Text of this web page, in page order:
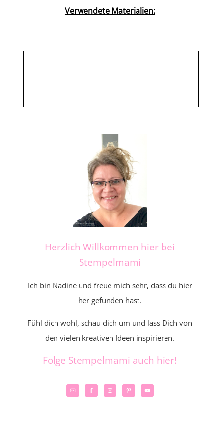
Verwendete Materialien:
Herzlich Willkommen hier bei
Stempelmami
Ich bin Nadine und freue mich sehr, dass du hier
her gefunden hast.
Fühl dich wohl, schau dich um und lass Dich von
den vielen kreativen Ideen inspirieren.
Folge Stempelmami auch hier!